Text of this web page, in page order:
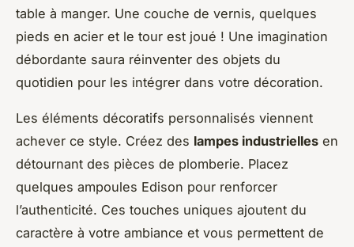
table à manger. Une couche de vernis, quelques
pieds en acier et le tour est joué ! Une imagination
débordante saura réinventer des objets du
quotidien pour les intégrer dans votre décoration.
Les éléments décoratifs personnalisés viennent
achever ce style. Créez des lampes industrielles en
détournant des pièces de plomberie. Placez
quelques ampoules Edison pour renforcer
l’authenticité. Ces touches uniques ajoutent du
caractère à votre ambiance et vous permettent de